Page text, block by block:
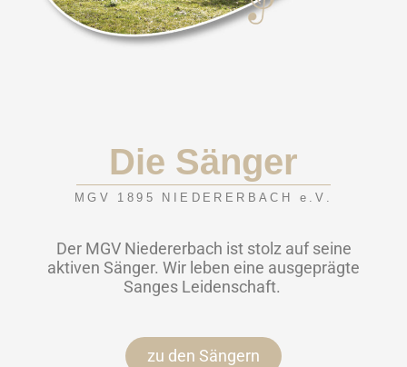
Die Sänger
MGV 1895 NIEDERERBACH e.V.
Der MGV Niedererbach ist stolz auf seine
aktiven Sänger. Wir leben eine ausgeprägte
Sanges Leidenschaft.
zu den Sängern